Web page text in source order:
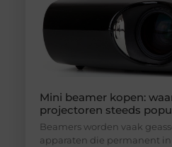
Mini beamer kopen:
projectoren steeds
Beamers worden vaak
apparaten die permanent